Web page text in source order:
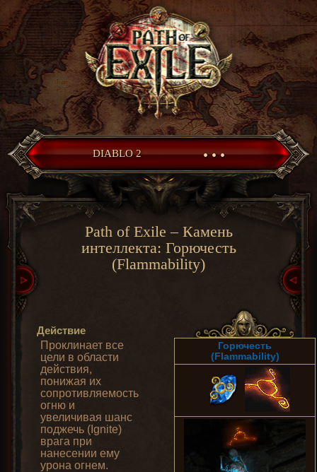
DIABLO 2 • • •
Path of Exile – Камень
интеллекта: Горючесть
(Flammability)
Действие
Проклинает все
цели в области
действия,
понижая их
сопротивляемость
огню и
увеличивая шанс
поджечь (Ignite)
врага при
нанесении ему
урона огнем.
Горючесть
(Flammability)